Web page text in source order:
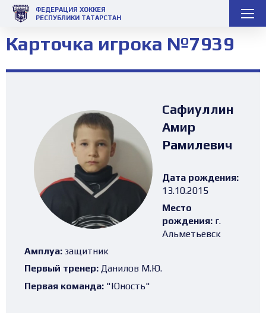
ФЕДЕРАЦИЯ ХОККЕЯ
РЕСПУБЛИКИ ТАТАРСТАН
Карточка игрока №7939
Сафиуллин
Амир
Рамилевич
Дата рождения:
13.10.2015
Место
рождения: г.
Альметьевск
Амплуа: защитник
Первый тренер: Данилов М.Ю.
Первая команда: "Юность"